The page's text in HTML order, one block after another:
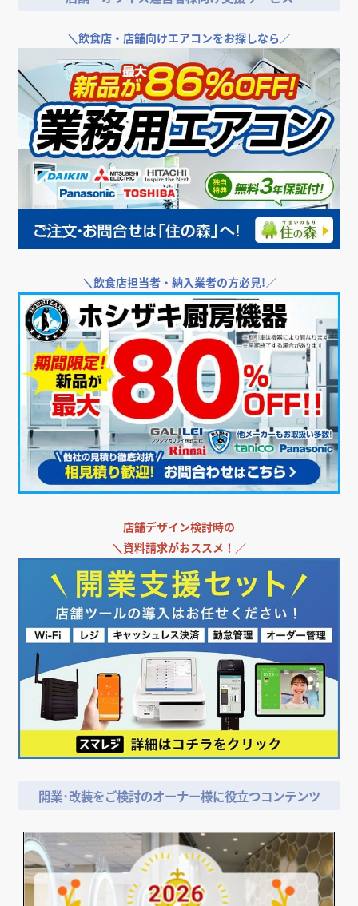
店舗・オフィス運営者様向け支援サービス
＼飲食店・店舗向けエアコンをお探しなら／
＼ 飲食店担当者・納入業者の方必見!／
＼資料請求がおススメ！／